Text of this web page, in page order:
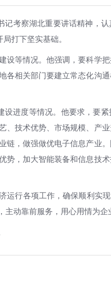
考察湖北重要讲话精神，
打下坚实基础。
设等情况。他强调，要科学
各相关部门要建立常态化沟
进度等情况。他要求，要
、技术优势、市场规模、产
链，做强做优电子信息产业
势，加大智能装备和信息技
行各项工作，确保顺利实现
动靠前服务，用心用情为企